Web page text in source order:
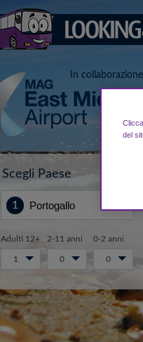
In
Scegli Paese
Adulti 12+ 2-11 anni 0-2 anni
1 0 0
del